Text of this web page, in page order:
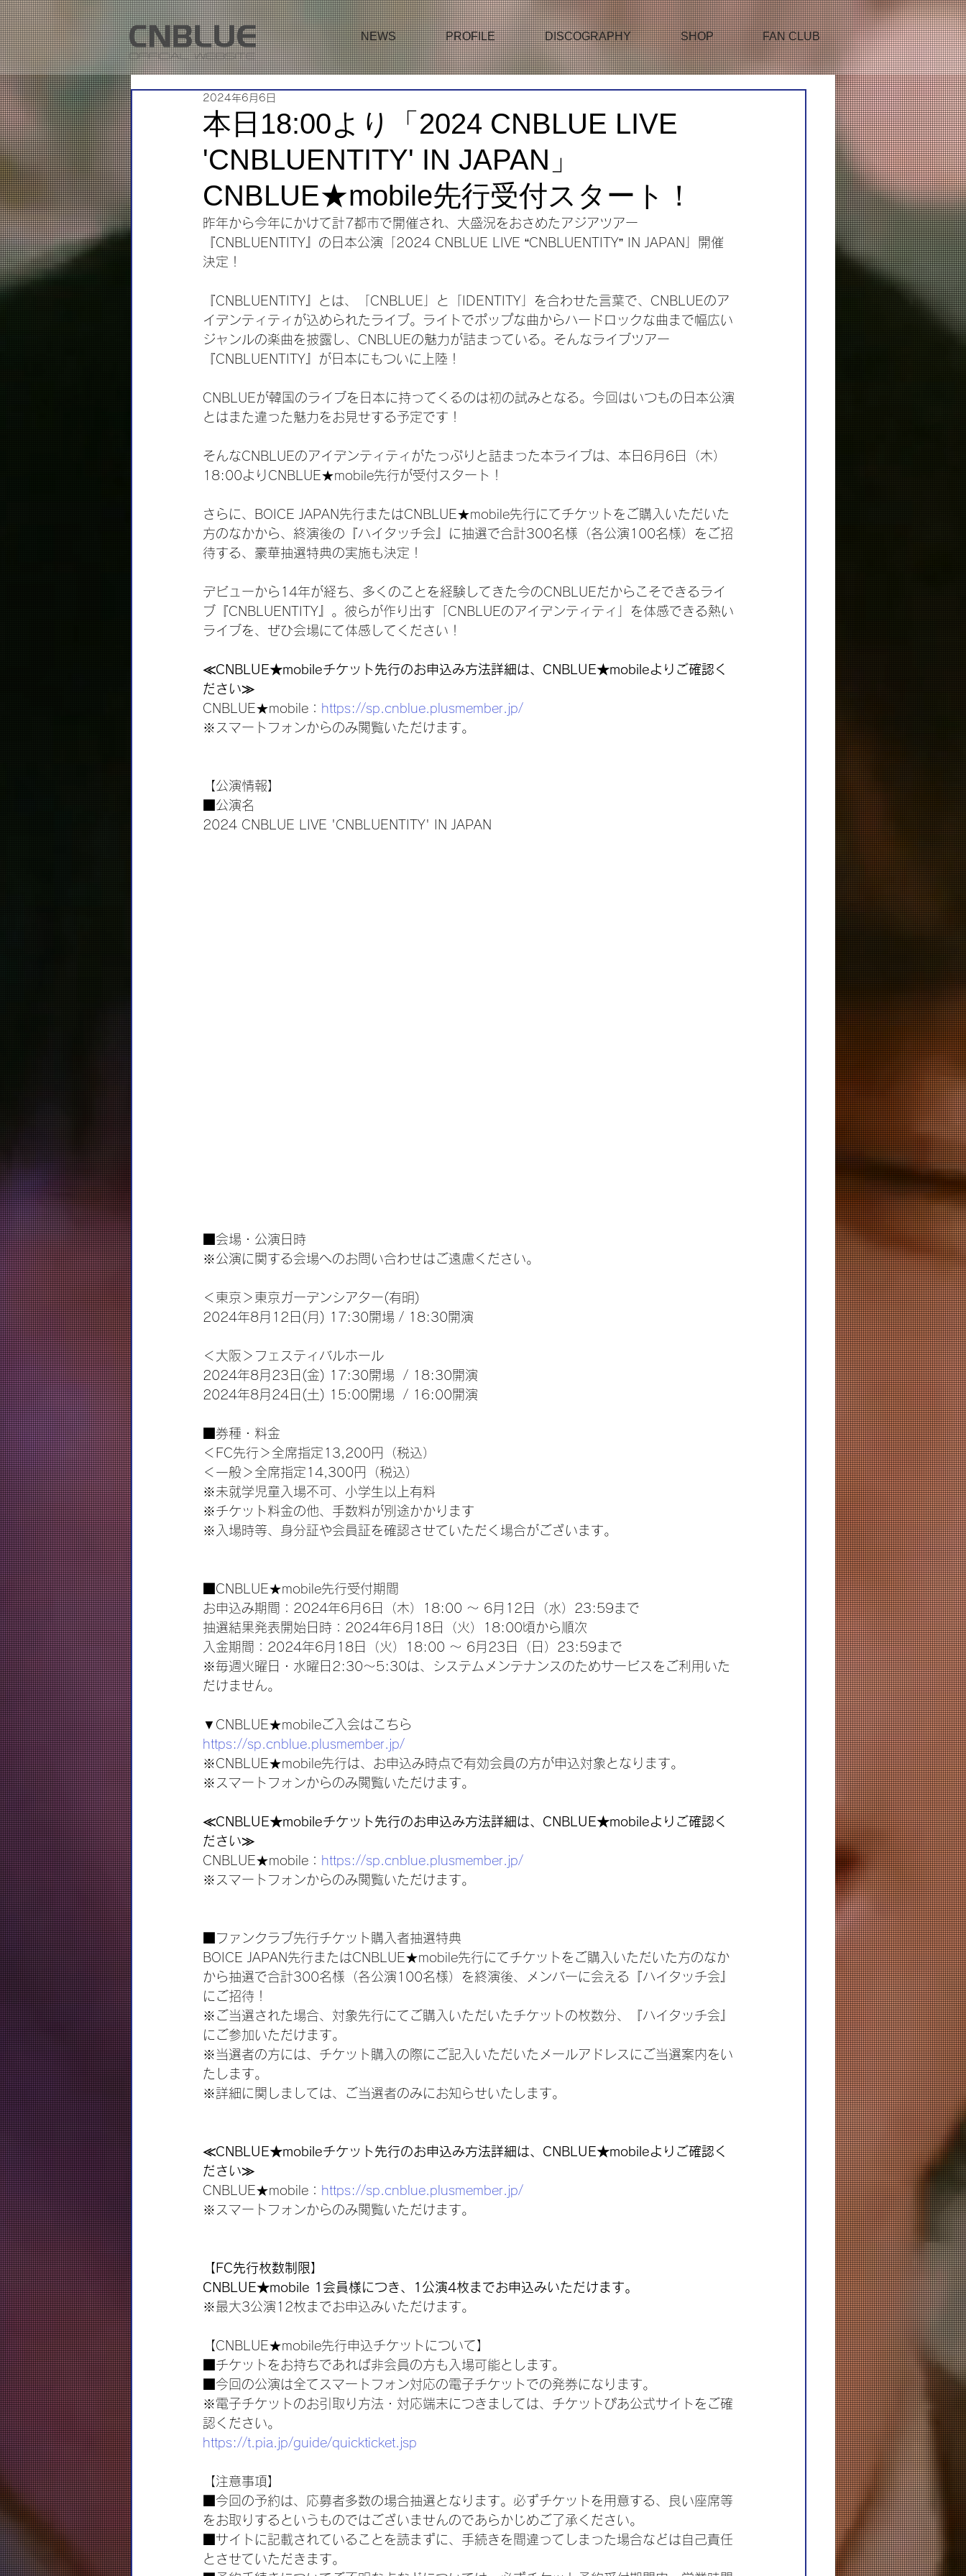
NEWS PROFILE DISCOGRAPHY SHOP FAN CLUB
本日18:00より「2024 CNBLUE LIVE
'CNBLUENTITY' IN JAPAN」
CNBLUE★mobile先行受付スタート！
2024年6月6日
昨年から今年にかけて計7都市で開催され、大盛況をおさめたアジアツアー
『CNBLUENTITY』の日本公演「2024 CNBLUE LIVE “CNBLUENTITY” IN JAPAN」開催
決定！
『CNBLUENTITY』とは、「CNBLUE」と「IDENTITY」を合わせた言葉で、CNBLUEのア
イデンティティが込められたライブ。ライトでポップな曲からハードロックな曲まで幅広い
ジャンルの楽曲を披露し、CNBLUEの魅力が詰まっている。そんなライブツアー
『CNBLUENTITY』が日本にもついに上陸！
CNBLUEが韓国のライブを日本に持ってくるのは初の試みとなる。今回はいつもの日本公演
とはまた違った魅力をお見せする予定です！
そんなCNBLUEのアイデンティティがたっぷりと詰まった本ライブは、本日6月6日（木）
18:00よりCNBLUE★mobile先行が受付スタート！
さらに、BOICE JAPAN先行またはCNBLUE★mobile先行にてチケットをご購入いただいた
方のなかから、終演後の『ハイタッチ会』に抽選で合計300名様（各公演100名様）をご招
待する、豪華抽選特典の実施も決定！
デビューから14年が経ち、多くのことを経験してきた今のCNBLUEだからこそできるライ
ブ『CNBLUENTITY』。彼らが作り出す「CNBLUEのアイデンティティ」を体感できる熱い
ライブを、ぜひ会場にて体感してください！
≪CNBLUE★mobileチケット先行のお申込み方法詳細は、CNBLUE★mobileよりご確認く
ださい≫
CNBLUE★mobile： https://sp.cnblue.plusmember.jp/
※スマートフォンからのみ閲覧いただけます。
【公演情報】
■公演名
2024 CNBLUE LIVE 'CNBLUENTITY' IN JAPAN
■会場・公演日時
※公演に関する会場へのお問い合わせはご遠慮ください。
＜東京＞東京ガーデンシアター(有明)
2024年8月12日(月) 17:30開場 / 18:30開演
＜大阪＞フェスティバルホール
2024年8月23日(金) 17:30開場  / 18:30開演
2024年8月24日(土) 15:00開場  / 16:00開演
■券種・料金
＜FC先行＞全席指定13,200円（税込）
＜一般＞全席指定14,300円（税込）
※未就学児童入場不可、小学生以上有料
※チケット料金の他、手数料が別途かかります
※入場時等、身分証や会員証を確認させていただく場合がございます。
■CNBLUE★mobile先行受付期間
お申込み期間：2024年6月6日（木）18:00 ～ 6月12日（水）23:59まで
抽選結果発表開始日時：2024年6月18日（火）18:00頃から順次
入金期間：2024年6月18日（火）18:00 ～ 6月23日（日）23:59まで
※毎週火曜日・水曜日2:30～5:30は、システムメンテナンスのためサービスをご利用いた
だけません。
▼CNBLUE★mobileご入会はこちら
https://sp.cnblue.plusmember.jp/
※CNBLUE★mobile先行は、お申込み時点で有効会員の方が申込対象となります。
※スマートフォンからのみ閲覧いただけます。
≪CNBLUE★mobileチケット先行のお申込み方法詳細は、CNBLUE★mobileよりご確認く
ださい≫
CNBLUE★mobile： https://sp.cnblue.plusmember.jp/
※スマートフォンからのみ閲覧いただけます。
■ファンクラブ先行チケット購入者抽選特典
BOICE JAPAN先行またはCNBLUE★mobile先行にてチケットをご購入いただいた方のなか
から抽選で合計300名様（各公演100名様）を終演後、メンバーに会える『ハイタッチ会』
にご招待！
※ご当選された場合、対象先行にてご購入いただいたチケットの枚数分、『ハイタッチ会』
にご参加いただけます。
※当選者の方には、チケット購入の際にご記入いただいたメールアドレスにご当選案内をい
たします。
※詳細に関しましては、ご当選者のみにお知らせいたします。
≪CNBLUE★mobileチケット先行のお申込み方法詳細は、CNBLUE★mobileよりご確認く
ださい≫
CNBLUE★mobile： https://sp.cnblue.plusmember.jp/
※スマートフォンからのみ閲覧いただけます。
【FC先行枚数制限】
CNBLUE★mobile 1会員様につき、1公演4枚までお申込みいただけます。
※最大3公演12枚までお申込みいただけます。
【CNBLUE★mobile先行申込チケットについて】
■チケットをお持ちであれば非会員の方も入場可能とします。
■今回の公演は全てスマートフォン対応の電子チケットでの発券になります。
※電子チケットのお引取り方法・対応端末につきましては、チケットぴあ公式サイトをご確
認ください。
https://t.pia.jp/guide/quickticket.jsp
【注意事項】
■今回の予約は、応募者多数の場合抽選となります。必ずチケットを用意する、良い座席等
をお取りするというものではございませんのであらかじめご了承ください。
■サイトに記載されていることを読まずに、手続きを間違ってしまった場合などは自己責任
とさせていただきます。